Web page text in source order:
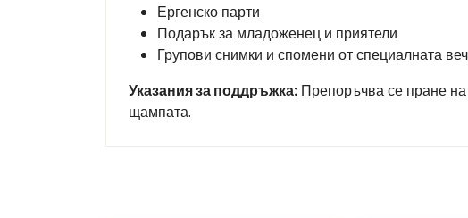
Ергенско парти
Подарък за младоженец и приятели
Групови снимки и спомени от специалната
Указания за поддръжка: Препоръчва се пране на
щампата.